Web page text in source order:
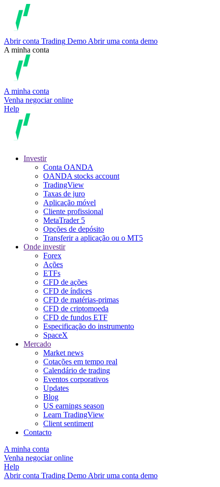
Abrir conta Trading Demo Abrir uma conta demo
A minha conta
A minha conta
Venha negociar online
Help
Investir
Conta OANDA
OANDA stocks account
TradingView
Taxas de juro
Aplicação móvel
Cliente profissional
MetaTrader 5
Opções de depósito
Transferir a aplicação ou o MT5
Onde investir
Forex
Ações
ETFs
CFD de ações
CFD de índices
CFD de matérias-primas
CFD de criptomoeda
CFD de fundos ETF
Especificação do instrumento
SpaceX
Mercado
Market news
Cotações em tempo real
Calendário de trading
Eventos corporativos
Updates
Blog
US earnings season
Learn TradingView
Client sentiment
Contacto
A minha conta
Venha negociar online
Help
Abrir conta Trading Demo Abrir uma conta demo